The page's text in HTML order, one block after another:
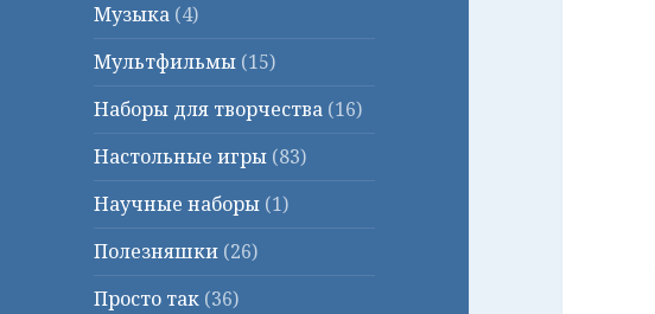
Музыка (4)
Мультфильмы (15)
Наборы для творчества (16)
Настольные игры (83)
Научные наборы (1)
Полезняшки (26)
Просто так (36)